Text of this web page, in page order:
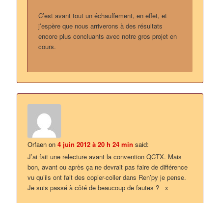
C’est avant tout un échauffement, en effet, et
j’espère que nous arriverons à des résultats
encore plus concluants avec notre gros projet en
cours.
Orfaen on4 juin 2012 à 20 h 24 min said:
J’ai fait une relecture avant la convention QCTX. Mais
bon, avant ou après ça ne devrait pas faire de différence
vu qu’ils ont fait des copier-coller dans Ren’py je pense.
Je suis passé à côté de beaucoup de fautes ? =x